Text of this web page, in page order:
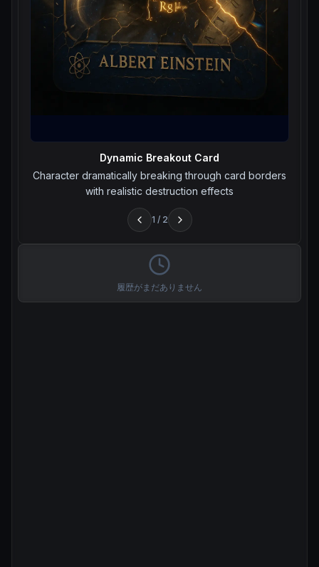
Dynamic Breakout Card
Character dramatically breaking through card borders
with realistic destruction effects
1 / 2
履歴がまだありません